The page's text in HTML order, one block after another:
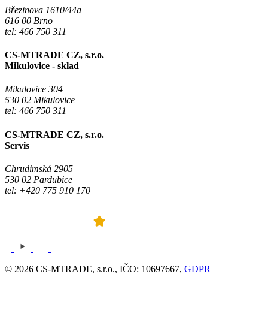
Březinova 1610/44a
616 00 Brno
tel: 466 750 311
CS-MTRADE CZ, s.r.o.
Mikulovice - sklad
Mikulovice 304
530 02 Mikulovice
tel: 466 750 311
CS-MTRADE CZ, s.r.o.
Servis
Chrudimská 2905
530 02 Pardubice
tel: +420 775 910 170
© 2026 CS-MTRADE, s.r.o., IČO: 10697667, GDPR